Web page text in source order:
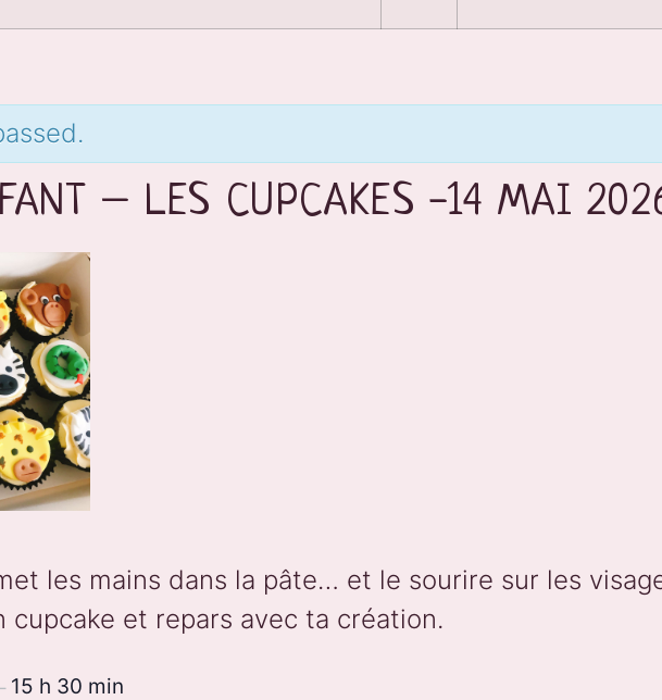
– LES CUPCAKES -14 MAI
les mains dans la pâte… et le sourire sur les
cupcake et repars avec ta création.
15 h 30 min